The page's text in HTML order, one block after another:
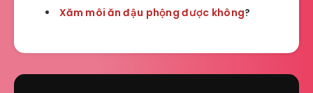
Xăm môi ăn đậu phộng được không?